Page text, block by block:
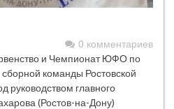
0 комментариев
и Чемпионат ЮФО по
команды Ростовской
руководством главного
(Ростов-на-Дону)